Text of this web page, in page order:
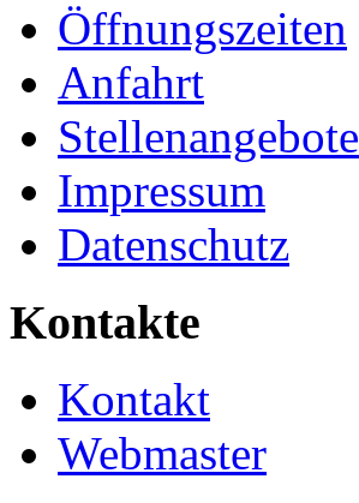
Öffnungszeiten
Anfahrt
Stellenangebote
Impressum
Datenschutz
Kontakte
Kontakt
Webmaster